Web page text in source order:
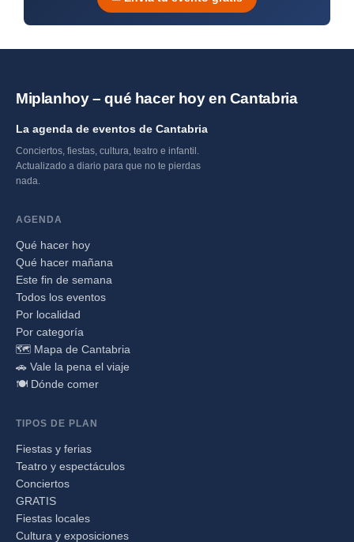
Miplanhoy – qué hacer hoy en Cantabria
La agenda de eventos de Cantabria
Conciertos, fiestas, cultura, teatro e infantil.
Actualizado a diario para que no te pierdas
nada.
AGENDA
Qué hacer hoy
Qué hacer mañana
Este fin de semana
Todos los eventos
Por localidad
Por categoría
🗺️ Mapa de Cantabria
🚗 Vale la pena el viaje
🍽️ Dónde comer
TIPOS DE PLAN
Fiestas y ferias
Teatro y espectáculos
Conciertos
GRATIS
Fiestas locales
Cultura y exposiciones